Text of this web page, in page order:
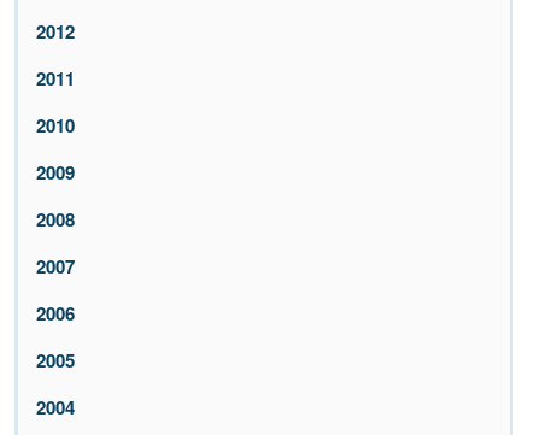
2012
2011
2010
2009
2008
2007
2006
2005
2004